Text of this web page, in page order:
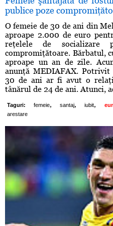
publice poze
O femeie de 30 de ani din
aproape 2.000 de euro
reţelele de
compromiţătoare. Bărbatul,
aproape un an de zile.
anunţă MEDIAFAX.
30 de ani ar fi avut o
tânărul de 24 de ani. Atunci,
Taguri: femeie, santaj, iubit,
arestare